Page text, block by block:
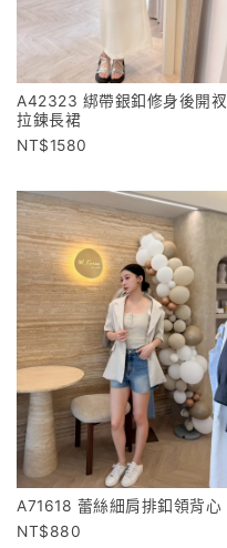
A42323 綁帶銀釦修身後開衩
拉鍊長裙
1580
A71618 蕾絲細肩排釦領背心
880